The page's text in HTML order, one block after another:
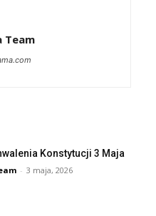
Team
Konstytucji 3 Maja
- 3 maja, 2026